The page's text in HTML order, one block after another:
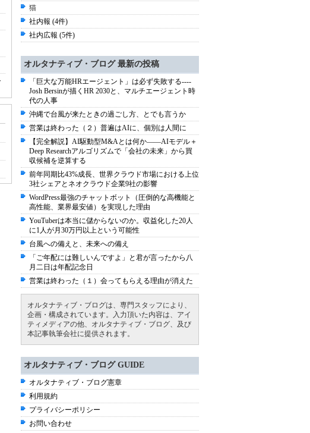
猫
社内報 (4件)
社内広報 (5件)
オルタナティブ・ブログ 最新の投稿
「巨大な万能HRエージェント」は必ず失敗する----
Josh Bersinが描くHR 2030と、マルチエージェント時
代の人事
沖縄で台風が来たときの過ごし方、とでも言うか
営業は終わった（２）普遍はAIに、個別は人間に
【完全解説】AI駆動型M&Aとは何か――AIモデル＋
Deep Researchアルゴリズムで「会社の未来」から買
収候補を逆算する
前年同期比43%成長、世界クラウド市場における上位
3社シェアとネオクラウド企業9社の影響
WordPress最強のチャットボット（圧倒的な高機能と
高性能、業界最安値）を実現した理由
YouTuberは本当に儲からないのか。収益化した20人
に1人が月30万円以上という可能性
台風への備えと、未来への備え
「ご年配には難しいんですよ」と君が言ったから八
月二日は年配記念日
営業は終わった（１）会ってもらえる理由が消えた
オルタナティブ・ブログは、専門スタッフにより、
企画・構成されています。入力頂いた内容は、アイ
ティメディアの他、オルタナティブ・ブログ、及び
本記事執筆会社に提供されます。
オルタナティブ・ブログ GUIDE
オルタナティブ・ブログ憲章
利用規約
プライバシーポリシー
お問い合わせ